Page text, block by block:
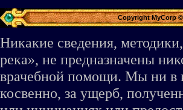
Copyright MyCorp ©
Никакие сведения,
река», не предназначены
врачебной помощи. Мы ни в
косвенно, за ущерб,